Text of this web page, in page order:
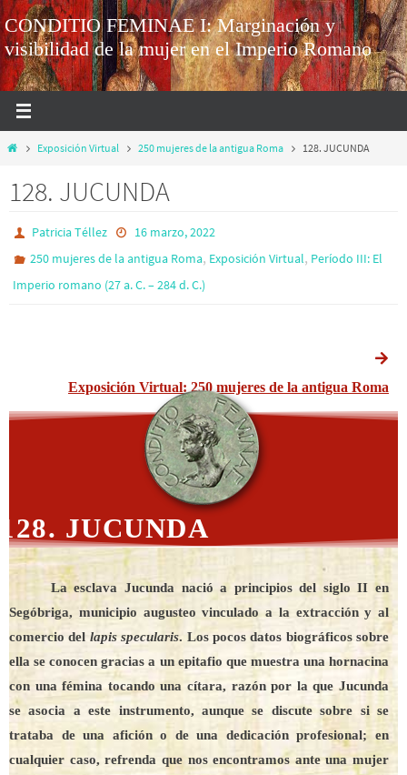
CONDITIO FEMINAE I: Marginación y
visibilidad de la mujer en el Imperio Romano
Exposición Virtual 250 mujeres de la antigua Roma 128. JUCUNDA
128. JUCUNDA
Patricia Téllez
16 marzo, 2022
250 mujeres de la antigua Roma, Exposición Virtual, Período III: El
Imperio romano (27 a. C. – 284 d. C.)
Exposición Virtual: 250 mujeres de la antigua Roma
128. JUCUNDA
La esclava Jucunda nació a principios del siglo II en
Segóbriga, municipio augusteo vinculado a la extracción y al
comercio del lapis specularis. Los pocos datos biográficos sobre
ella se conocen gracias a un epitafio que muestra una hornacina
con una fémina tocando una cítara, razón por la que Jucunda
se asocia a este instrumento, aunque se discute sobre si se
trataba de una afición o de una dedicación profesional; en
cualquier caso, refrenda que nos encontramos ante una mujer